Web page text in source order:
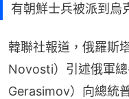
有朝鮮士兵被派到烏
韓聯社報道，俄羅斯
Novosti）引述俄軍
Gerasimov）向總統